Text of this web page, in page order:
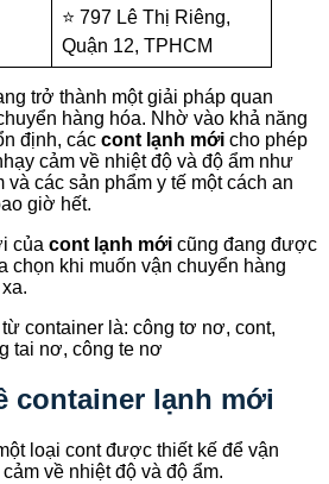
⭐ 797 Lê Thị Riêng,
Quận 12, TPHCM
trở thành một giải pháp quan
hàng hóa. Nhờ vào khả năng
định, các cont lạnh mới cho phép
cảm về nhiệt độ và độ ẩm như
các sản phẩm y tế một cách an
giờ hết.
của cont lạnh mới cũng đang được
chọn khi muốn vận chuyển hàng
container là: công tơ nơ, cont,
tai nơ, công te nơ
container lạnh mới
loại cont được thiết kế để vận
về nhiệt độ và độ ẩm.